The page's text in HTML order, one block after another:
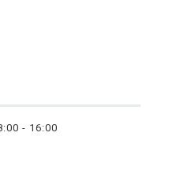
- 16:00